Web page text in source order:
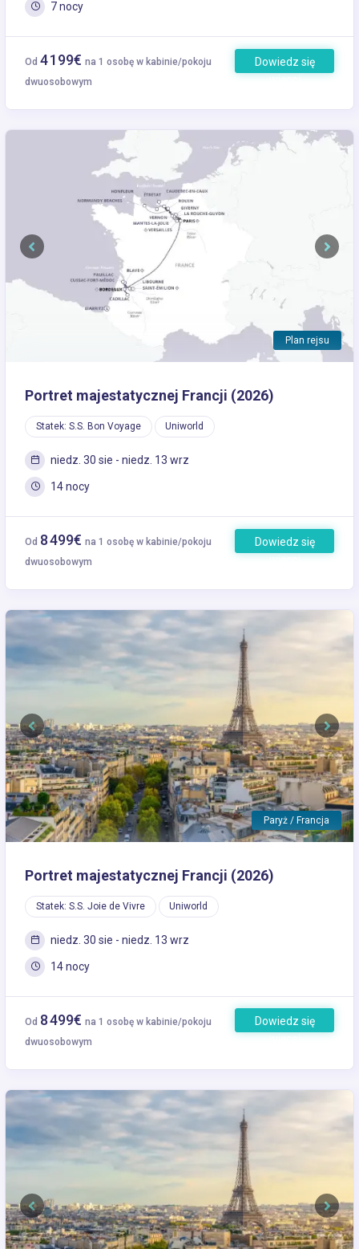
7 nocy
Od 4 199€ na 1 osobę w kabinie/pokoju
dwuosobowym
Dowiedz się
więcej
Plan rejsu
Previous Next
Portret majestatycznej Francji (2026)
Statek: S.S. Bon Voyage Uniworld
niedz. 30 sie - niedz. 13 wrz
14 nocy
Od 8 499€ na 1 osobę w kabinie/pokoju
dwuosobowym
Dowiedz się
więcej
Paryż / Francja
Previous Next
Portret majestatycznej Francji (2026)
Statek: S.S. Joie de Vivre Uniworld
niedz. 30 sie - niedz. 13 wrz
14 nocy
Od 8 499€ na 1 osobę w kabinie/pokoju
dwuosobowym
Dowiedz się
więcej
Previous Next